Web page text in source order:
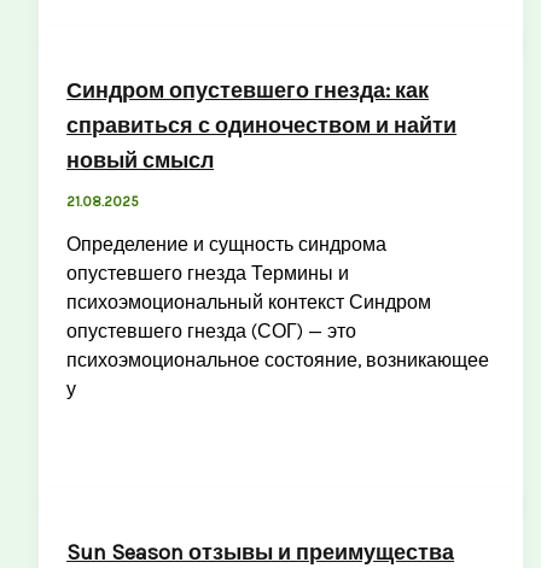
Синдром опустевшего гнезда: как
справиться с одиночеством и найти
новый смысл
21.08.2025
Определение и сущность синдрома
опустевшего гнезда Термины и
психоэмоциональный контекст Синдром
опустевшего гнезда (СОГ) — это
психоэмоциональное состояние, возникающее
у
Sun Season отзывы и преимущества